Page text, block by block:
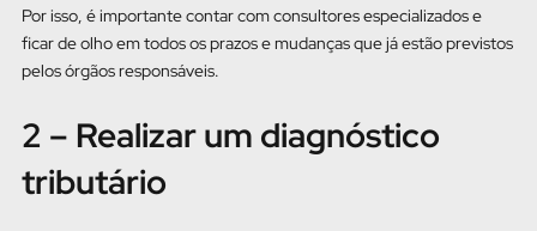
Por isso, é importante contar com consultores especializados e
ficar de olho em todos os prazos e mudanças que já estão previstos
pelos órgãos responsáveis.
2 – Realizar um diagnóstico
tributário